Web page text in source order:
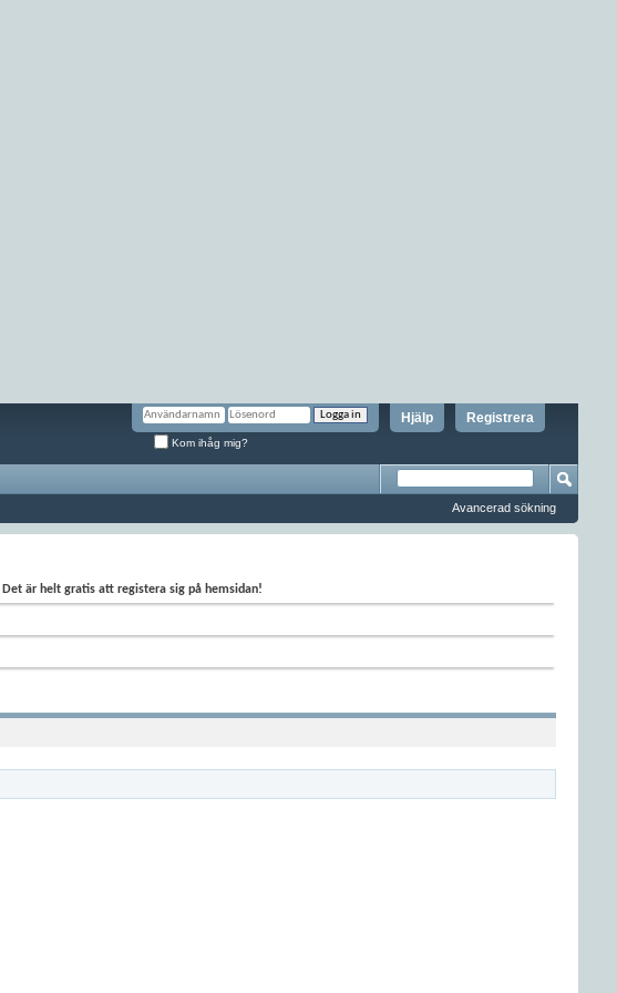
Registrera
Hjälp
Kom ihåg mig?
Avancerad sökning
Det är helt gratis att registera sig på hemsidan!